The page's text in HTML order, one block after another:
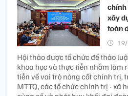
chính
xây
toàn
Hội thảo được tổ chức để thảo
khoa học và thực tiễn nhằm làm
tiễn về vai trò nòng cốt chính trị,
MTTQ, các tổ chức chính trị - xã